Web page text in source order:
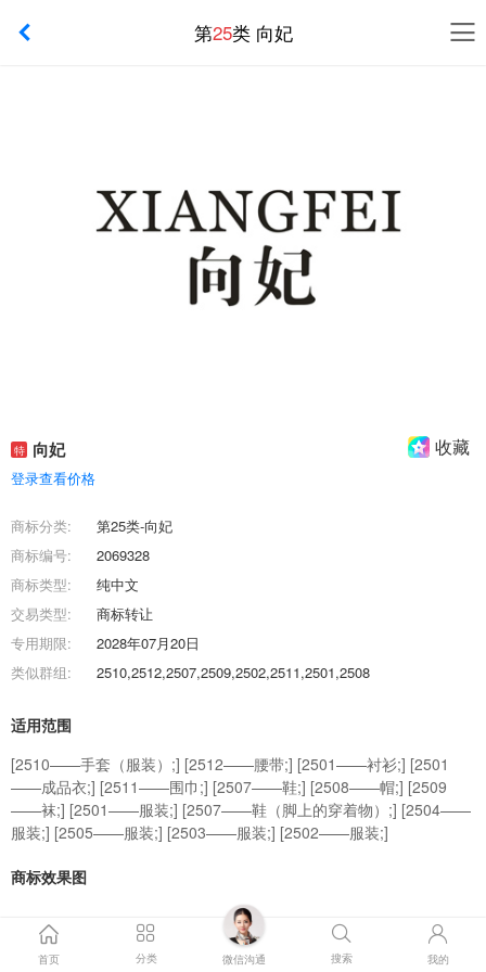
第25类 向妃
特 向妃 收藏
登录查看价格
商标分类:
第25类-向妃
商标编号:
2069328
商标类型:
纯中文
交易类型:
商标转让
专用期限:
2028年07月20日
类似群组:
2510,2512,2507,2509,2502,2511,2501,2508
适用范围
[2510——手套（服装）;] [2512——腰带;] [2501——衬衫;] [2501
——成品衣;] [2511——围巾;] [2507——鞋;] [2508——帽;] [2509
——袜;] [2501——服装;] [2507——鞋（脚上的穿着物）;] [2504——
服装;] [2505——服装;] [2503——服装;] [2502——服装;]
商标效果图
商标交易流程
首页 分类 微信沟通 搜索 我的